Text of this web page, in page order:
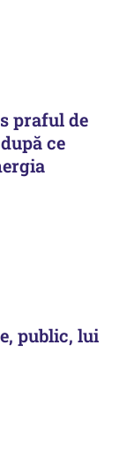
praful de
ce
public, lui